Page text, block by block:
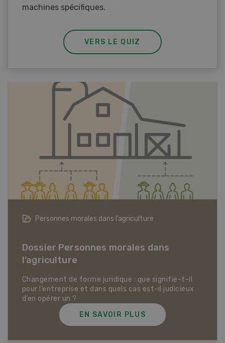
machines spécifiques.
VERS LE QUIZ
Articles biologiques
Dossier Articles biologiques
EN SAVOIR PLUS